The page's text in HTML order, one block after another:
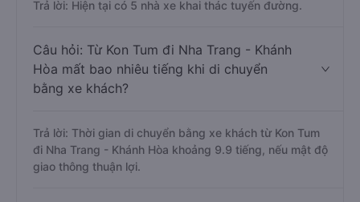
Trả lời: Hiện tại có 5 nhà xe khai thác tuyến đường.
Câu hỏi: Từ Kon Tum đi Nha Trang - Khánh
Hòa mất bao nhiêu tiếng khi di chuyển
bằng xe khách?
Trả lời: Thời gian di chuyển bằng xe khách từ Kon Tum
đi Nha Trang - Khánh Hòa khoảng 9.9 tiếng, nếu mật độ
giao thông thuận lợi.